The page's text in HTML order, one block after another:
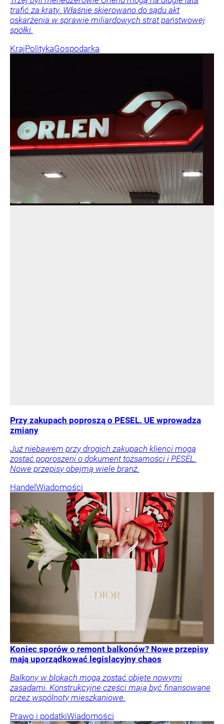
trafić za kraty. Właśnie skierowano do sądu akt
oskarżenia w sprawie miliardowych strat państwowej
spółki.
KrajPolitykaGospodarka
Przy zakupach poproszą o PESEL. UE wprowadza
zmiany
Już niebawem przy drogich zakupach klienci mogą
zostać poproszeni o dokument tożsamości i PESEL.
Nowe przepisy obejmą wiele branż.
Handel Wiadomości
Koniec sporów o remont balkonów? Nowe przepisy
mają uporządkować legislacyjny chaos
Balkony w blokach mogą zostać objęte nowymi
zasadami. Konstrukcyjne części mają być finansowane
przez wspólnoty mieszkaniowe.
Prawo i podatkiWiadomości